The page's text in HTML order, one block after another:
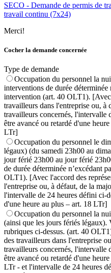
SECO - Demande de permis de
travail continu (7x24)
Merci!
Cocher la demande concernée
Type de demande
Occupation du personnel la
interventions de durée déterminée
intervention (art. 40 OLT1). [Avec
travailleurs dans l'entreprise ou, à
travailleurs concernés, l'intervalle
être avancé ou retardé d'une
LTr]
Occupation du personnel le
légaux) (du samedi 23h00 au
jour férié 23h00 au jour férié
de durée déterminée n’excédant
OLT1). [Avec l'accord des
l'entreprise ou, à défaut, de la
l'intervalle de 24 heures défini ci-
d'une heure au plus – art. 18 LTr]
Occupation du personnel la
(ainsi que les jours fériés légaux).
rubriques ci-dessus. (art. 40
des travailleurs dans l'entreprise
travailleurs concernés, l'intervalle
être avancé ou retardé d'une
LTr - et l'intervalle de 24 heures